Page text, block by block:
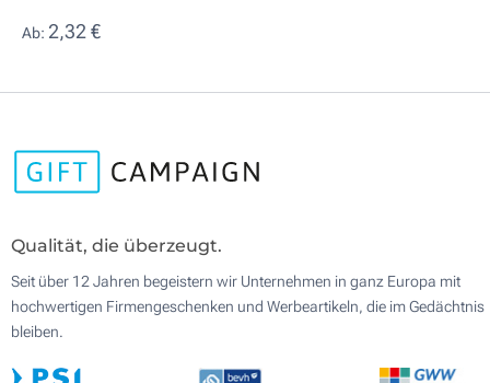
Ab: 2,32 €
Qualität, die überzeugt.
Seit über 12 Jahren begeistern wir Unternehmen in ganz Europa mit
hochwertigen Firmengeschenken und Werbeartikeln, die im Gedächtnis
bleiben.